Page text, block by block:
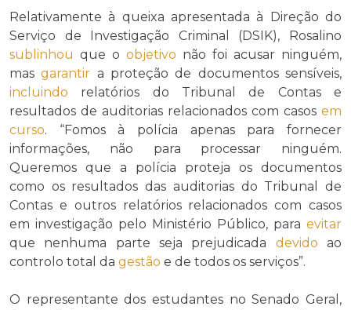
Relativamente à queixa apresentada à Direção do
Serviço de Investigação Criminal (DSIK), Rosalino
sublinhou que o objetivo não foi acusar ninguém,
masgarantir a proteção de documentos sensíveis,
incluindo relatórios do Tribunal de Contas e
resultados de auditorias relacionados com casos em
curso. “Fomos à polícia apenas para fornecer
informações, não para processar ninguém.
Queremos que a polícia proteja os documentos
como os resultados das auditorias do Tribunal de
Contas e outros relatórios relacionados com casos
em investigação pelo Ministério Público, para evitar
que nenhuma parte seja prejudicada devido ao
controlo total da gestão e de todos os serviços”.
O representante dos estudantes no Senado Geral,